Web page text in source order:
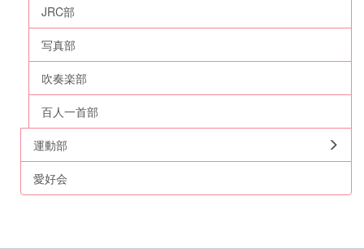
JRC部
写真部
吹奏楽部
百人一首部
運動部
愛好会